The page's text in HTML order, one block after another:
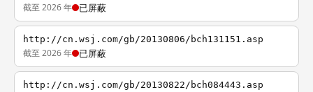
截至 2026 年 已屏蔽
http://cn.wsj.com/gb/20130806/bch131151.asp
截至 2026 年 已屏蔽
http://cn.wsj.com/gb/20130822/bch084443.asp